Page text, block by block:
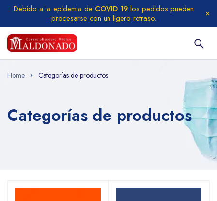
Debido a la epidemia de COVID 19 los pedidos pueden
procesarse con un ligero retraso.
Home Categorías de productos
Categorías de productos